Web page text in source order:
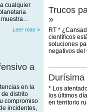
cualquier
muestra…
Leer mas »
a
en la
distrito
compromiso
incidentes,
Trucos
»
RT *
científicos
soluciones
negativos
Durísima
* Los
los últimos
en territorio